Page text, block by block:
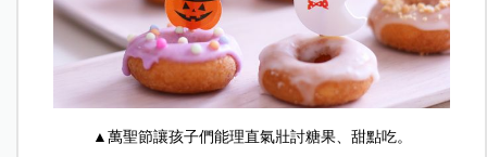
▲萬聖節讓孩子們能理直氣壯討糖果、甜點吃。